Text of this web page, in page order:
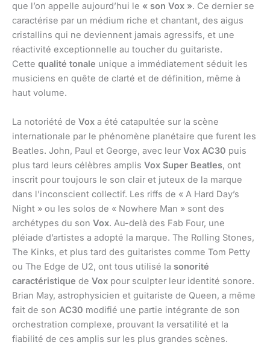
que l’on appelle aujourd’hui le « son Vox ». Ce dernier se
caractérise par un médium riche et chantant, des aigus
cristallins qui ne deviennent jamais agressifs, et une
réactivité exceptionnelle au toucher du guitariste.
Cette qualité tonale unique a immédiatement séduit les
musiciens en quête de clarté et de définition, même à
haut volume.
La notoriété de Vox a été catapultée sur la scène
internationale par le phénomène planétaire que furent les
Beatles. John, Paul et George, avec leur Vox AC30 puis
plus tard leurs célèbres amplis Vox Super Beatles, ont
inscrit pour toujours le son clair et juteux de la marque
dans l’inconscient collectif. Les riffs de « A Hard Day’s
Night » ou les solos de « Nowhere Man » sont des
archétypes du son Vox. Au-delà des Fab Four, une
pléiade d’artistes a adopté la marque. The Rolling Stones,
The Kinks, et plus tard des guitaristes comme Tom Petty
ou The Edge de U2, ont tous utilisé la sonorité
caractéristique de Vox pour sculpter leur identité sonore.
Brian May, astrophysicien et guitariste de Queen, a même
fait de son AC30 modifié une partie intégrante de son
orchestration complexe, prouvant la versatilité et la
fiabilité de ces amplis sur les plus grandes scènes.